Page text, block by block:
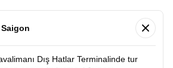
Dış Hatlar Terminalinde tur